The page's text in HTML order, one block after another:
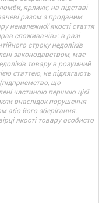
ярлики; на підставі
разом з проданим
неналежної якості стаття
споживачів»: в разі
строку недоліків
законодавством, має
товару в розумний
статтею, не підлягають
що
частиною першою цієї
внаслідок порушення
або його зберігання.
якості товару особисто